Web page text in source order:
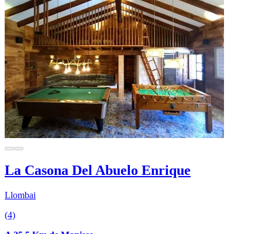
La Casona Del Abuelo Enrique
Llombai
(4)